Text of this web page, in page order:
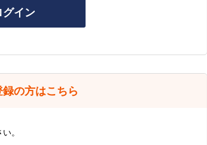
グイン
の方はこちら
。